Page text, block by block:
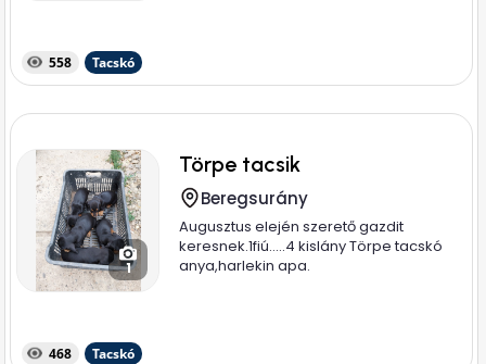
558 Tacskó
1
Törpe tacsik
Beregsurány
Augusztus elején szerető gazdit
keresnek.1fiú.....4 kislány Törpe tacskó
anya,harlekin apa.
468 Tacskó